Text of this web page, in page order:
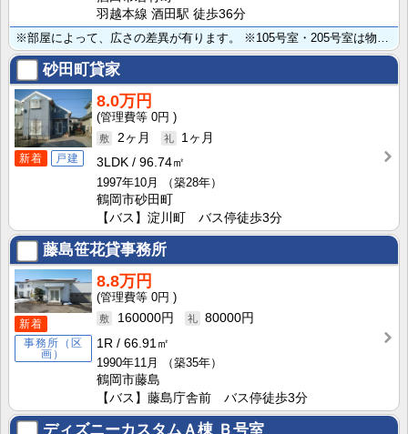
羽越本線 酒田駅 徒歩36分
※部屋によって、広さの差異が有ります。 ※105号室・205号室は物置無し。他は有り。 ※駐車場は敷･･･
砂田町貸家
新着 戸建
8.0万円
0円
2ヶ月
1ヶ月
3LDK
96.74㎡
1997年10月
（築28年）
鶴岡市砂田町
【バス】淀川町 バス停徒歩3分
藤島笹花貸事務所
新着
事務所（区
画）
8.8万円
0円
160000円
80000円
1R
66.91㎡
1990年11月
（築35年）
鶴岡市藤島
【バス】藤島庁舎前 バス停徒歩3分
ディズニーカスタムＡ棟 Ｂ号室